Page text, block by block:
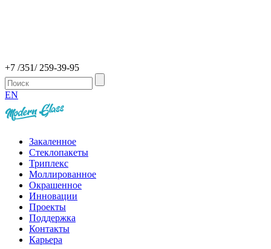
+7 /351/ 259-39-95
EN
Закаленное
Стеклопакеты
Триплекс
Моллированное
Окрашенное
Инновации
Проекты
Поддержка
Контакты
Карьера